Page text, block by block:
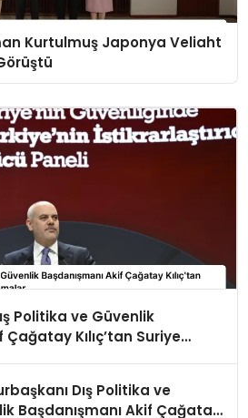
Kurtulmuş Japonya Veliaht
Politika ve Güvenlik
Çağatay Kılıç’tan Suriye
Dış Politika ve
Başdanışmanı Akif Çağatay